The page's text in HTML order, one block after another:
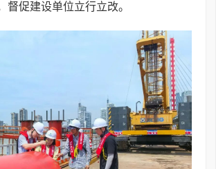
督促建设单位立行立改。